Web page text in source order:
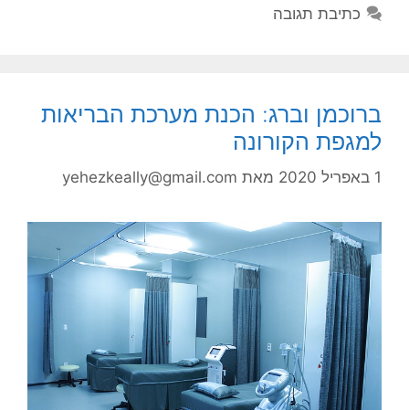
כתיבת תגובה
ברוכמן וברג: הכנת מערכת הבריאות
למגפת הקורונה
1 באפריל 2020 מאת yehezkeally@gmail.com